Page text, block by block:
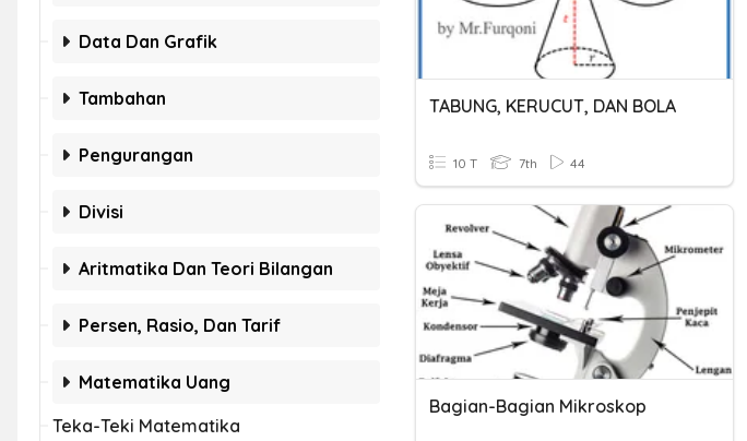
Data Dan Grafik
Tambahan
Pengurangan
Divisi
Aritmatika Dan Teori Bilangan
Persen, Rasio, Dan Tarif
Matematika Uang
Teka-Teki Matematika
TABUNG, KERUCUT, DAN BOLA
10 T 7th 44
Bagian-Bagian Mikroskop